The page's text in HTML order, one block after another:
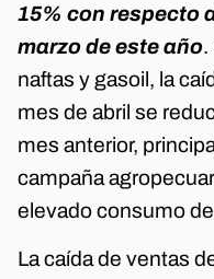
15% con respecto
marzo de este año.
naftas y gasoil, la
mes de abril se
mes anterior,
campaña
elevado consumo
La caída de ventas